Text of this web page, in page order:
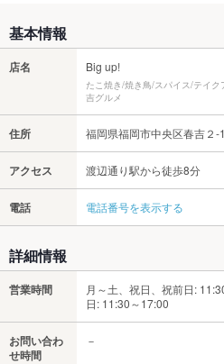
基本情報
店名 Big up!
たこ焼き/焼き鳥/スパイス/テイ
吉グルメ
住所 福岡県福岡市中央区春吉２-
アクセス 渡辺通り駅から徒歩8分
電話 電話番号を表示する
詳細情報
営業時間
月～土、祝日、祝前日:
日: 11:30～17:00
お問い合わ
せ時間
－